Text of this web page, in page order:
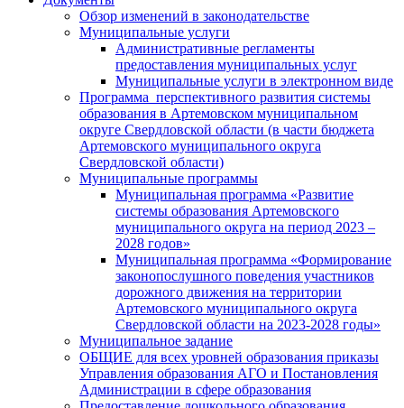
Обзор изменений в законодательстве
Муниципальные услуги
Административные регламенты
предоставления муниципальных услуг
Муниципальные услуги в электронном виде
Программа перспективного развития системы
образования в Артемовском муниципальном
округе Свердловской области (в части бюджета
Артемовского муниципального округа
Свердловской области)
Муниципальные программы
Муниципальная программа «Развитие
системы образования Артемовского
муниципального округа на период 2023 –
2028 годов»
Муниципальная программа «Формирование
законопослушного поведения участников
дорожного движения на территории
Артемовского муниципального округа
Свердловской области на 2023-2028 годы»
Муниципальное задание
ОБЩИЕ для всех уровней образования приказы
Управления образования АГО и Постановления
Администрации в сфере образования